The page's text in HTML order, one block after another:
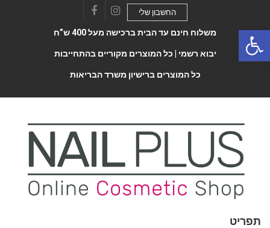
FacebookInstagram
החשבון שלי
משלוח חינם עד הבית ברכישה מעל 400 ש”ח
יבוא רשמי | כל המוצרים מקוריים בהתחייבות
כל המוצרים ברישיון משרד הבריאות
Toggle
תפריט